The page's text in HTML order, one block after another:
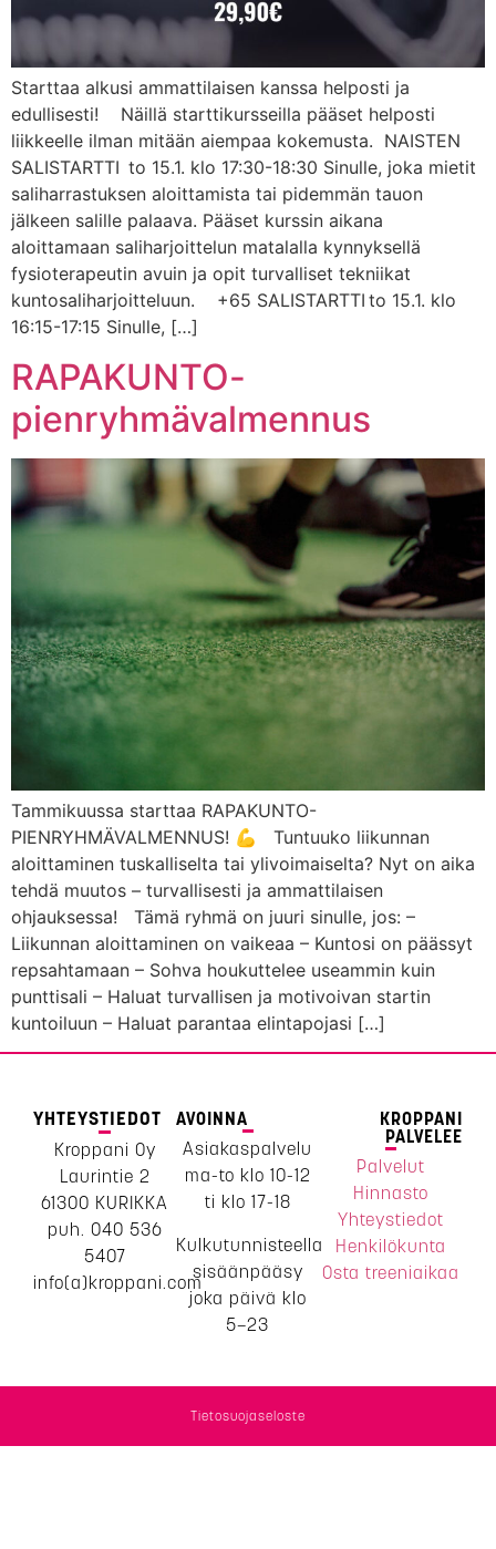
Starttaa alkusi ammattilaisen kanssa helposti ja
edullisesti! Näillä starttikursseilla pääset helposti
liikkeelle ilman mitään aiempaa kokemusta. NAISTEN
SALISTARTTI to 15.1. klo 17:30-18:30 Sinulle, joka mietit
saliharrastuksen aloittamista tai pidemmän tauon
jälkeen salille palaava. Pääset kurssin aikana
aloittamaan saliharjoittelun matalalla kynnyksellä
fysioterapeutin avuin ja opit turvalliset tekniikat
kuntosaliharjoitteluun. +65 SALISTARTTI to 15.1. klo
16:15-17:15 Sinulle, […]
RAPAKUNTO-
pienryhmävalmennus
Tammikuussa starttaa RAPAKUNTO-
PIENRYHMÄVALMENNUS! 💪 Tuntuuko liikunnan
aloittaminen tuskalliselta tai ylivoimaiselta? Nyt on aika
tehdä muutos – turvallisesti ja ammattilaisen
ohjauksessa! Tämä ryhmä on juuri sinulle, jos: –
Liikunnan aloittaminen on vaikeaa – Kuntosi on päässyt
repsahtamaan – Sohva houkuttelee useammin kuin
punttisali – Haluat turvallisen ja motivoivan startin
kuntoiluun – Haluat parantaa elintapojasi […]
YHTEYSTIEDOT
Kroppani Oy
Laurintie 2
61300 KURIKKA
puh. 040 536
5407
info(a)kroppani.com
AVOINNA
Asiakaspalvelu
ma-to klo 10-12
ti klo 17-18
Kulkutunnisteella
sisäänpääsy
joka päivä klo
5–23
KROPPANI
PALVELEE
Palvelut
Hinnasto
Yhteystiedot
Henkilökunta
Osta treeniaikaa
Tietosuojaseloste